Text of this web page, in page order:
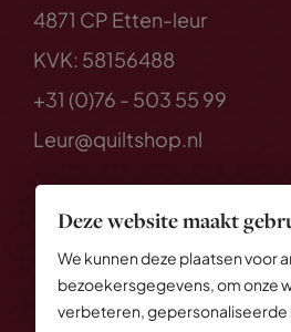
Deze website maakt
We kunnen deze plaatsen voor
bezoekersgegevens, om onze
verbeteren, gepersonaliseerde
4871 CP Etten-leur
KVK: 58156488
+31 (0)76 - 503 55 99
Leur@quiltshop.nl